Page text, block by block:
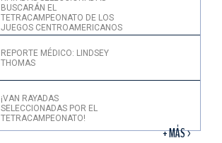
BUSCARÁN EL
TETRACAMPEONATO DE LOS
JUEGOS CENTROAMERICANOS
REPORTE MÉDICO: LINDSEY
THOMAS
¡VAN RAYADAS
SELECCIONADAS POR EL
TETRACAMPEONATO!
+ MÁS >